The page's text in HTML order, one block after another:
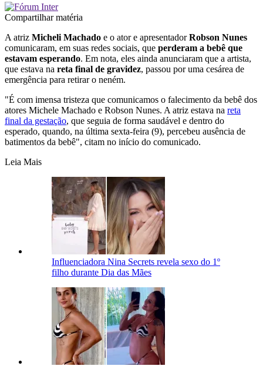
Compartilhar matéria
A atriz Micheli Machado e o ator e apresentadorRobson Nunes
comunicaram, em suas redes sociais, que perderam a bebê que
estavam esperando. Em nota, eles ainda anunciaram que a artista,
que estava na reta final de gravidez, passou por uma cesárea de
emergência para retirar o neném.
"É com imensa tristeza que comunicamos o falecimento da bebê dos
atores Michele Machado e Robson Nunes. A atriz estava na reta
final da gestação, que seguia de forma saudável e dentro do
esperado, quando, na última sexta-feira (9), percebeu ausência de
batimentos da bebê", citam no início do comunicado.
Leia Mais
Influenciadora Nina Secrets revela sexo do 1º
filho durante Dia das Mães